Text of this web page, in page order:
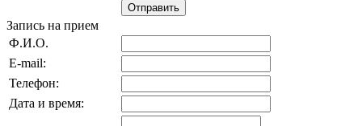
Отправить
Запись на прием
Ф.И.О.
E-mail:
Телефон:
Дата и время: